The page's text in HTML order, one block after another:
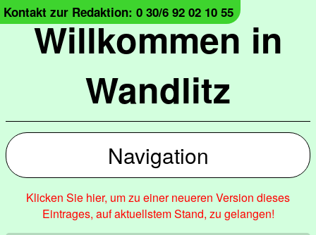
Willkommen in
Wandlitz
Kontakt zur Redaktion: 0 30/6 92 02 10 55
Navigation
Klicken Sie hier, um zu einer neueren Version dieses
Eintrages, auf aktuellstem Stand, zu gelangen!